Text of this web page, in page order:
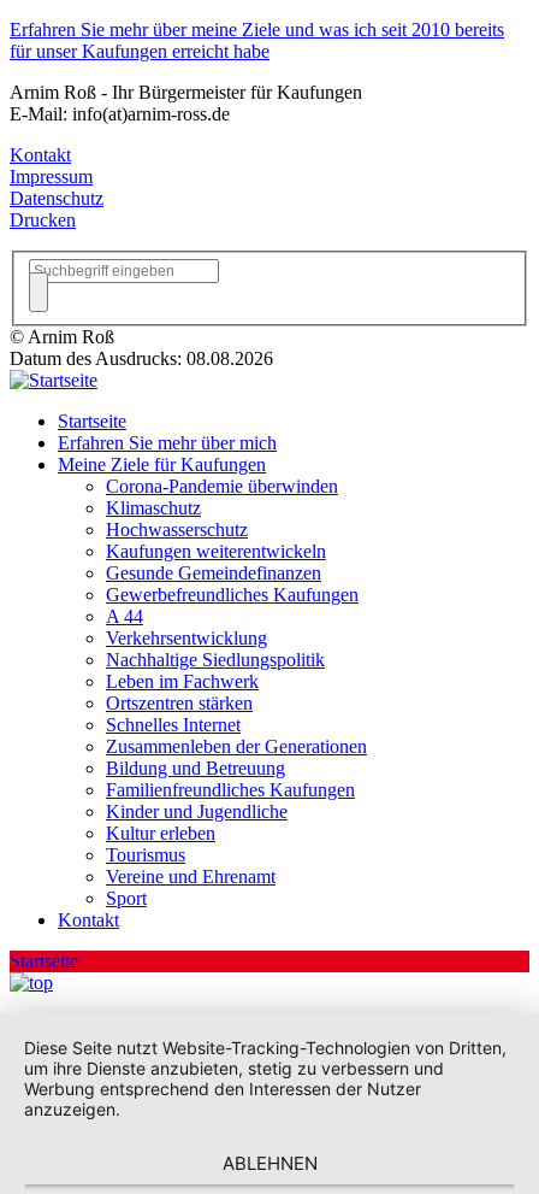
Erfahren Sie mehr über meine Ziele und was ich seit 2010 bereits
für unser Kaufungen erreicht habe
Arnim Roß - Ihr Bürgermeister für Kaufungen
E-Mail: info(at)arnim-ross.de
Kontakt
Impressum
Datenschutz
Drucken
© Arnim Roß
Datum des Ausdrucks: 08.08.2026
Startseite
Erfahren Sie mehr über mich
Meine Ziele für Kaufungen
Corona-Pandemie überwinden
Klimaschutz
Hochwasserschutz
Kaufungen weiterentwickeln
Gesunde Gemeindefinanzen
Gewerbefreundliches Kaufungen
A 44
Verkehrsentwicklung
Nachhaltige Siedlungspolitik
Leben im Fachwerk
Ortszentren stärken
Schnelles Internet
Zusammenleben der Generationen
Bildung und Betreuung
Familienfreundliches Kaufungen
Kinder und Jugendliche
Kultur erleben
Tourismus
Vereine und Ehrenamt
Sport
Kontakt
Startseite
Diese Seite nutzt Website-Tracking-Technologien von Dritten,
um ihre Dienste anzubieten, stetig zu verbessern und
Werbung entsprechend den Interessen der Nutzer
anzuzeigen.
ABLEHNEN